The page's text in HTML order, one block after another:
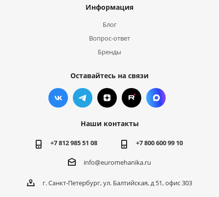
Информация
Блог
Вопрос-ответ
Бренды
Оставайтесь на связи
Наши контакты
+7 812 985 51 08 +7 800 600 99 10
info@euromehanika.ru
г. Санкт-Петербург, ул. Балтийская, д 51, офис 303